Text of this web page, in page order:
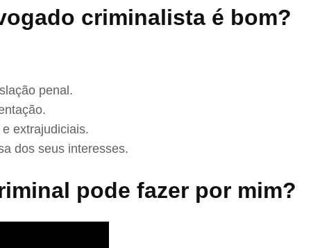
criminalista é bom?
penal.
extrajudiciais.
dos seus interesses.
pode fazer por mim?